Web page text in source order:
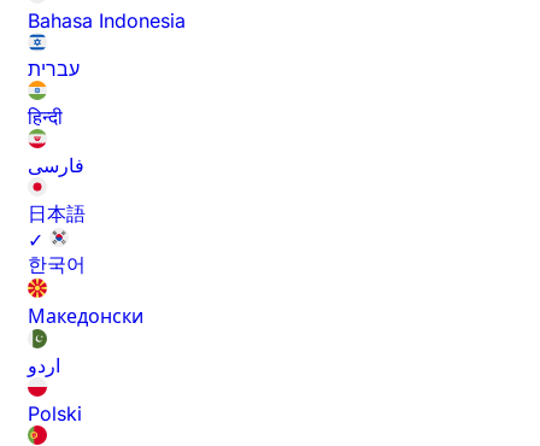
Bahasa Indonesia
עברית
हिन्दी
فارسی
日本語
✓
한국어
Македонски
اردو
Polski